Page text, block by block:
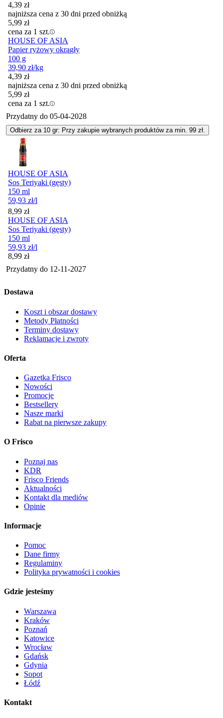
4,39 zł
najniższa cena z 30 dni przed obniżką
5,99 zł
cena za 1 szt.
HOUSE OF ASIA
Papier ryżowy okrągły
100 g
39,90 zł/kg
4,39 zł
najniższa cena z 30 dni przed obniżką
5,99 zł
cena za 1 szt.
Przydatny do 05-04-2028
Odbierz za 10 gr: Przy zakupie wybranych produktów za min. 99 zł.
HOUSE OF ASIA
Sos Teriyaki (gęsty)
150 ml
59,93 zł/l
Cena
8,99 zł
HOUSE OF ASIA
Sos Teriyaki (gęsty)
150 ml
59,93 zł/l
Cena
8,99 zł
Przydatny do 12-11-2027
Dostawa
Koszt i obszar dostawy
Metody Płatności
Terminy dostawy
Reklamacje i zwroty
Oferta
Gazetka Frisco
Nowości
Promocje
Bestsellery
Nasze marki
Rabat na pierwsze zakupy
O Frisco
Poznaj nas
KDR
Frisco Friends
Aktualności
Kontakt dla mediów
Opinie
Informacje
Pomoc
Dane firmy
Regulaminy
Polityka prywatności i cookies
Gdzie jesteśmy
Warszawa
Kraków
Poznań
Katowice
Wrocław
Gdańsk
Gdynia
Sopot
Łódź
Kontakt